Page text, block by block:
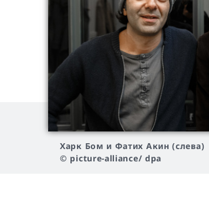
Харк Бом и Фатих Акин (слева)
© picture-alliance/ dpa